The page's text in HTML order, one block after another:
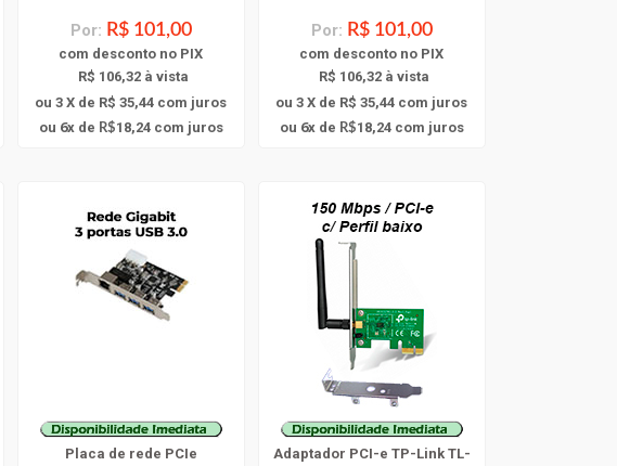
Por: R$ 101,00
com desconto no PIX
R$ 106,32 à vista
ou 3 X de R$ 35,44 com juros
ou 6x de R$18,24com juros
Por: R$ 101,00
com desconto no PIX
R$ 106,32 à vista
ou 3 X de R$ 35,44 com juros
ou 6x de R$18,24com juros
Placa de rede PCIe
Adaptador PCI-e TP-Link TL-